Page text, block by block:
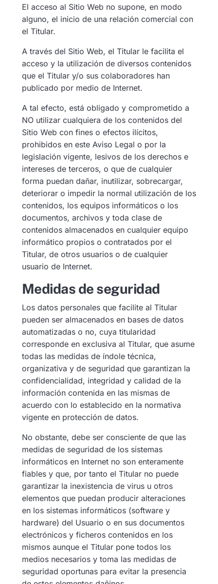
El acceso al Sitio Web no supone, en modo
alguno, el inicio de una relación comercial con
el Titular.
A través del Sitio Web, el Titular le facilita el
acceso y la utilización de diversos contenidos
que el Titular y/o sus colaboradores han
publicado por medio de Internet.
A tal efecto, está obligado y comprometido a
NO utilizar cualquiera de los contenidos del
Sitio Web con fines o efectos ilícitos,
prohibidos en este Aviso Legal o por la
legislación vigente, lesivos de los derechos e
intereses de terceros, o que de cualquier
forma puedan dañar, inutilizar, sobrecargar,
deteriorar o impedir la normal utilización de los
contenidos, los equipos informáticos o los
documentos, archivos y toda clase de
contenidos almacenados en cualquier equipo
informático propios o contratados por el
Titular, de otros usuarios o de cualquier
usuario de Internet.
Medidas de seguridad
Los datos personales que facilite al Titular
pueden ser almacenados en bases de datos
automatizadas o no, cuya titularidad
corresponde en exclusiva al Titular, que asume
todas las medidas de índole técnica,
organizativa y de seguridad que garantizan la
confidencialidad, integridad y calidad de la
información contenida en las mismas de
acuerdo con lo establecido en la normativa
vigente en protección de datos.
No obstante, debe ser consciente de que las
medidas de seguridad de los sistemas
informáticos en Internet no son enteramente
fiables y que, por tanto el Titular no puede
garantizar la inexistencia de virus u otros
elementos que puedan producir alteraciones
en los sistemas informáticos (software y
hardware) del Usuario o en sus documentos
electrónicos y ficheros contenidos en los
mismos aunque el Titular pone todos los
medios necesarios y toma las medidas de
seguridad oportunas para evitar la presencia